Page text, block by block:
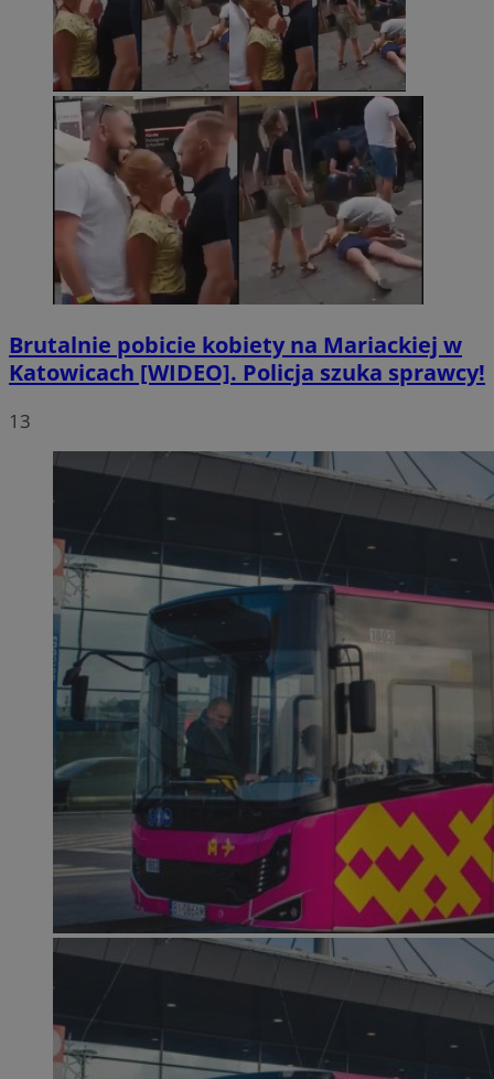
Brutalnie pobicie kobiety na Mariackiej w
Katowicach [WIDEO]. Policja szuka sprawcy!
13